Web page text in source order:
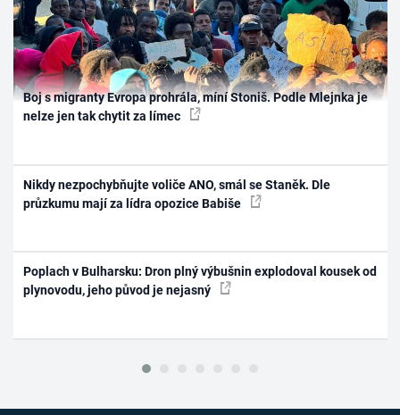
Boj s migranty Evropa prohrála, míní Stoniš. Podle Mlejnka je
nelze jen tak chytit za límec
Nikdy nezpochybňujte voliče ANO, smál se Staněk. Dle
průzkumu mají za lídra opozice Babiše
Poplach v Bulharsku: Dron plný výbušnin explodoval kousek od
plynovodu, jeho původ je nejasný